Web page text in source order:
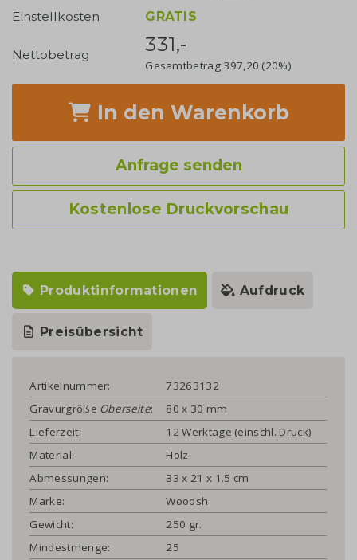
Einstellkosten
GRATIS
Nettobetrag 331,-
Gesamtbetrag 397,20 (20%)
In den Warenkorb
Anfrage senden
Kostenlose Druckvorschau
Produktinformationen Aufdruck
Preisübersicht
Artikelnummer:
73263132
Gravurgröße Oberseite:
80 x 30 mm
Lieferzeit:
12 Werktage (einschl. Druck)
Material:
Holz
Abmessungen:
33 x 21 x 1.5 cm
Marke:
Wooosh
Gewicht:
250 gr.
Mindestmenge:
25